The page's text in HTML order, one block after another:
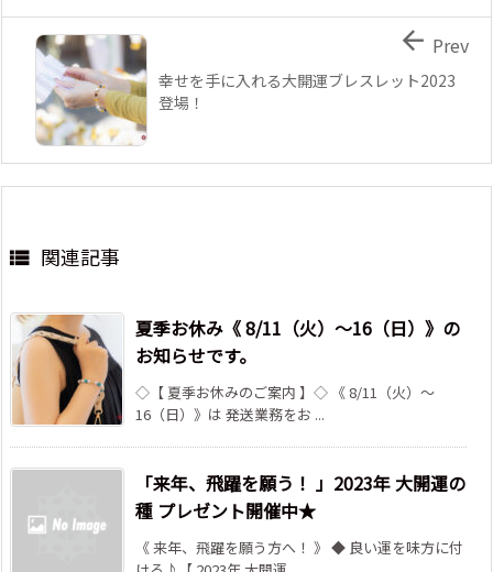
幸せを手に入れる大開運ブレスレット2023
登場！
 Prev
 関連記事
夏季お休み《 8/11（火）～16（日）》の
お知らせです。
◇【 夏季お休みのご案内 】◇ 《 8/11（火）～
16（日）》は 発送業務をお ...
「来年、飛躍を願う！ 」2023年 大開運の
種 プレゼント開催中★
《 来年、飛躍を願う方へ！ 》 ◆ 良い運を味方に付